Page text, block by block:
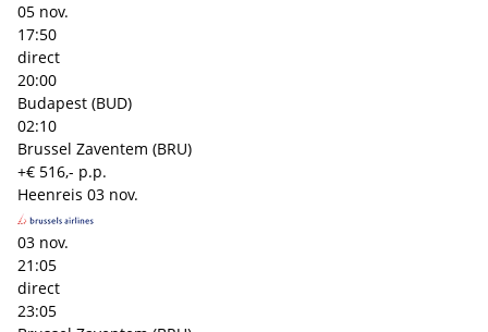
05 nov.
17:50
direct
20:00
Budapest (BUD)
02:10
Brussel Zaventem (BRU)
+€ 516,- p.p.
Heenreis 03 nov.
03 nov.
21:05
direct
23:05